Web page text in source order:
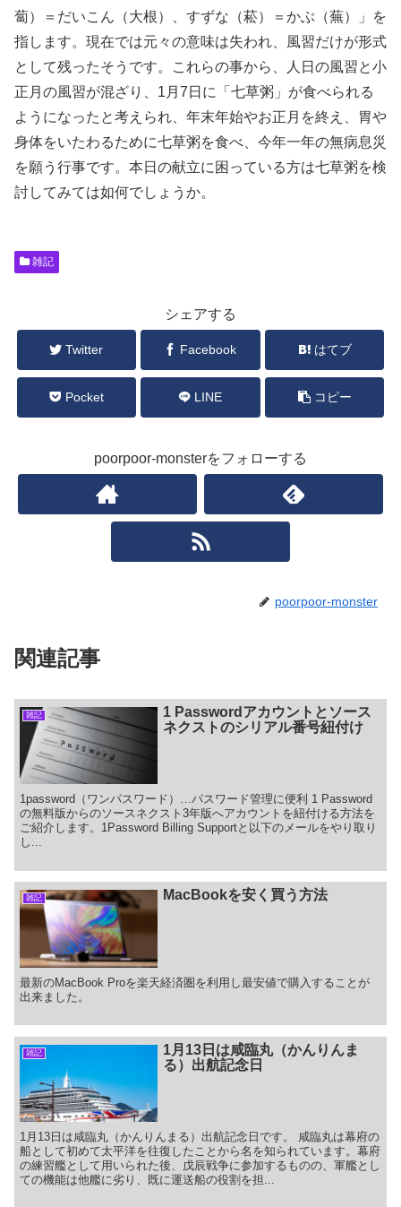
蔔）＝だいこん（大根）、すずな（菘）＝かぶ（蕪）」を
指します。現在では元々の意味は失われ、風習だけが形式
として残ったそうです。これらの事から、人日の風習と小
正月の風習が混ざり、1月7日に「七草粥」が食べられる
ようになったと考えられ、年末年始やお正月を終え、胃や
身体をいたわるために七草粥を食べ、今年一年の無病息災
を願う行事です。本日の献立に困っている方は七草粥を検
討してみては如何でしょうか。
雑記
シェアする
Twitter Facebook はてブ
Pocket LINE コピー
poorpoor-monsterをフォローする
poorpoor-monster
関連記事
雑記
1 Passwordアカウントとソース
ネクストのシリアル番号紐付け
1password（ワンパスワード）…パスワード管理に便利 1 Password
の無料版からのソースネクスト3年版へアカウントを紐付ける方法を
ご紹介します。1Password Billing Supportと以下のメールをやり取り
し...
雑記 MacBookを安く買う方法
最新のMacBook Proを楽天経済圏を利用し最安値で購入することが
出来ました。
雑記
1月13日は咸臨丸（かんりんま
る）出航記念日
1月13日は咸臨丸（かんりんまる）出航記念日です。 咸臨丸は幕府の
船として初めて太平洋を往復したことから名を知られています。幕府
の練習艦として用いられた後、戊辰戦争に参加するものの、軍艦とし
ての機能は他艦に劣り、既に運送船の役割を担...